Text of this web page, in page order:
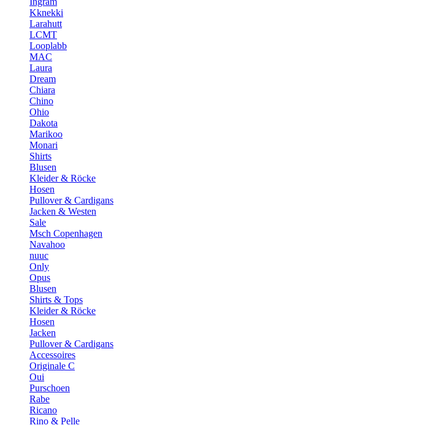
Kknekki
Larahutt
LCMT
Looplabb
MAC
Laura
Dream
Chiara
Chino
Ohio
Dakota
Marikoo
Monari
Shirts
Blusen
Kleider & Röcke
Hosen
Pullover & Cardigans
Jacken & Westen
Sale
Msch Copenhagen
Navahoo
nuuc
Only
Opus
Blusen
Shirts & Tops
Kleider & Röcke
Hosen
Jacken
Pullover & Cardigans
Accessoires
Originale C
Oui
Purschoen
Rabe
Ricano
Rino & Pelle